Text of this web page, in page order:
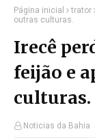
Página inicial trator
outras culturas.
Irecê
feijão e
culturas.
Noticias da Bahia